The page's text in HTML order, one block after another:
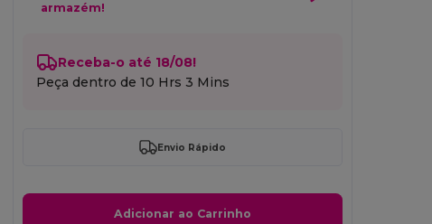
armazém!
Receba-o até 18/08!
Peça dentro de10 Hrs 3 Mins
Envio Rápido
Adicionar ao Carrinho